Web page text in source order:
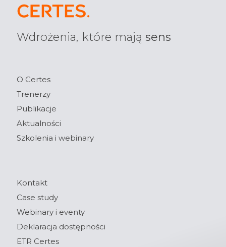
Wdrożenia, które mają sens
O Certes
Trenerzy
Publikacje
Aktualności
Szkolenia i webinary
Kontakt
Case study
Webinary i eventy
Deklaracja dostępności
ETR Certes